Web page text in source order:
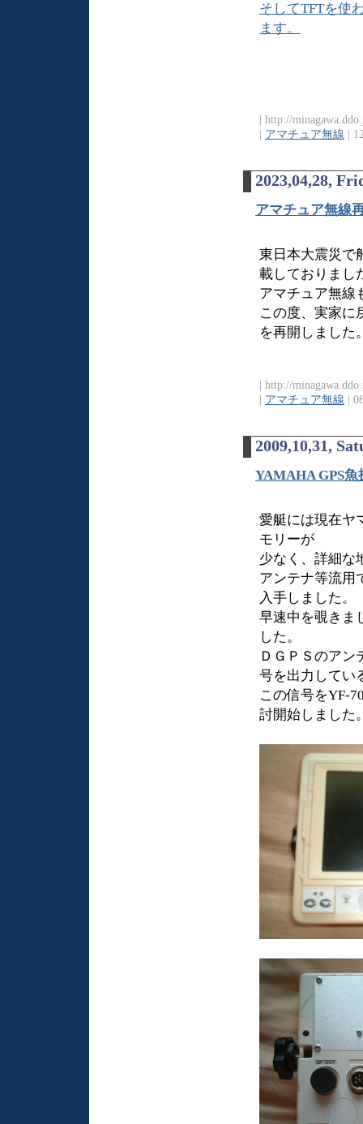
そしてTFTを使
ます。
| http://
| アマチュア無線 |
2023,04,28,
アマチュア無線
東日本大震災で
載しておりまし
アマチュア無線
この度、実家に
を再開しました
| http://
| アマチュア無線 |
2009,10,31,
YAMAHA GPS
愛艇には現在ヤ
モリーが
少なく、詳細な
アンテナ等流用
入手しました。
早速中を覗きま
した。
ＤＧＰＳのアン
号を出力してい
この信号をYF-
討開始しました